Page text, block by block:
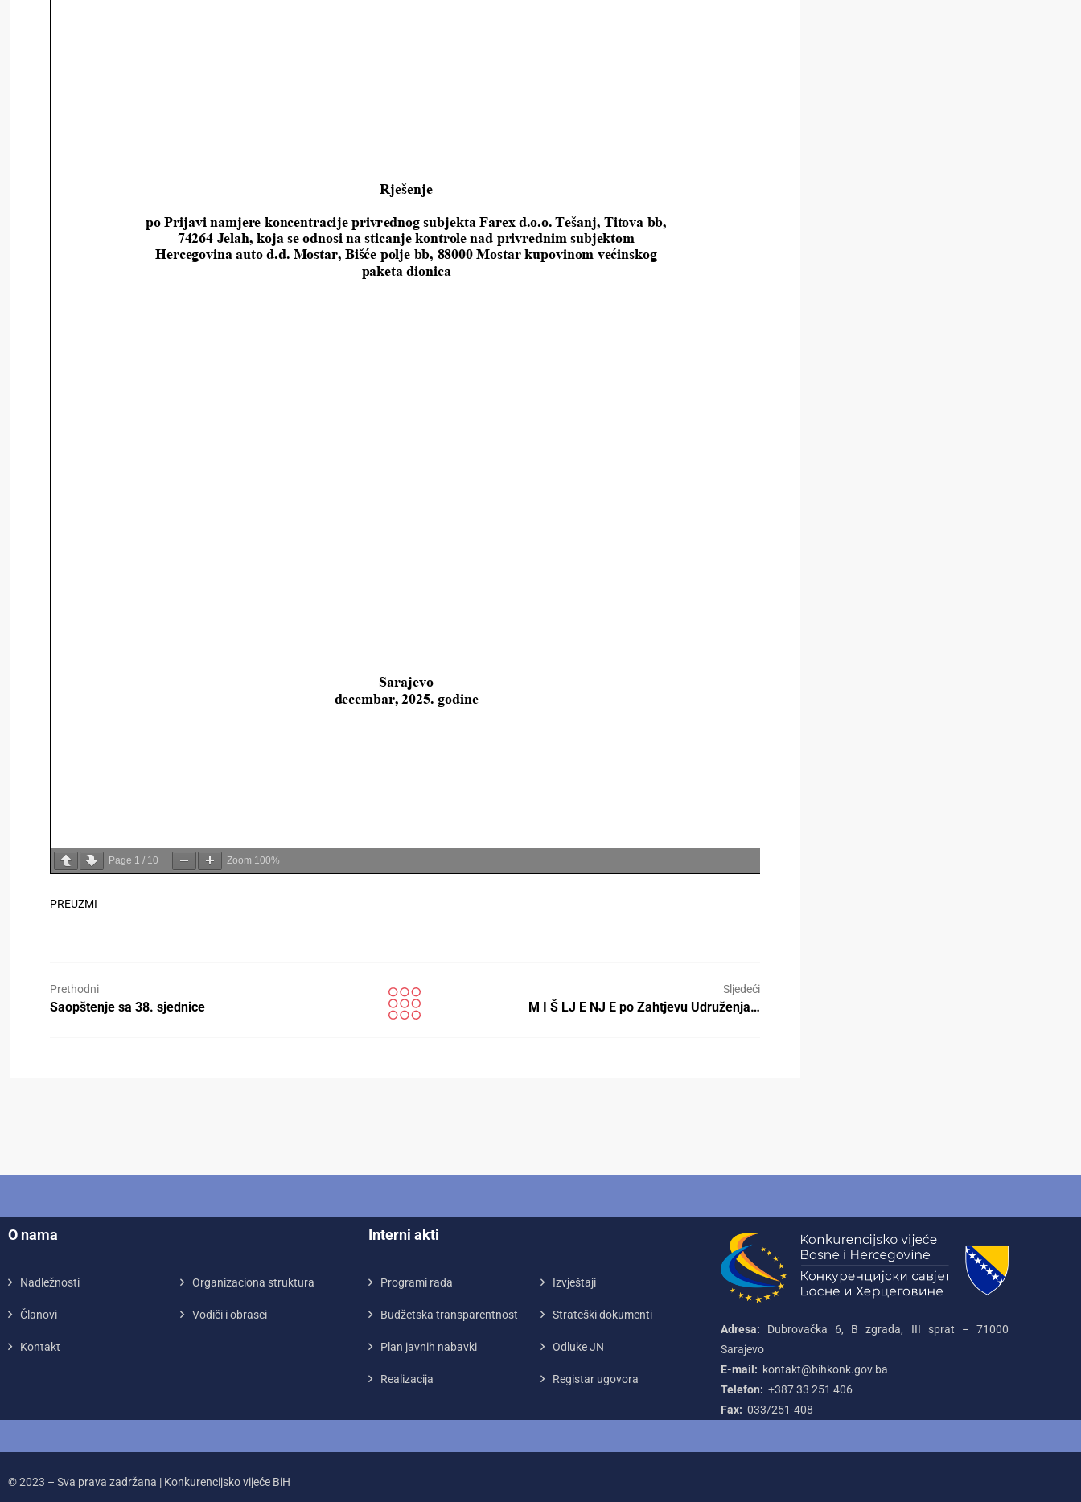
Page 1 / 10 Zoom 100%
PREUZMI
Prethodni
Saopštenje sa 38. sjednice
Sljedeći
M I Š LJ E NJ E po Zahtjevu Udruženja…
O nama
Nadležnosti Organizaciona struktura
Članovi Vodiči i obrasci
Kontakt
Interni akti
Programi rada Izvještaji
Budžetska transparentnost Strateški dokumenti
Plan javnih nabavki Odluke JN
Realizacija Registar ugovora
Adresa: Dubrovačka 6, B zgrada, III sprat – 71000‌
Sarajevo
E-mail: kontakt@bihkonk.gov.ba
Telefon: +387‌ 33‌ 251‌ 406
Fax: 033/251-408
© 2023 – Sva prava zadržana | Konkurencijsko vijeće BiH